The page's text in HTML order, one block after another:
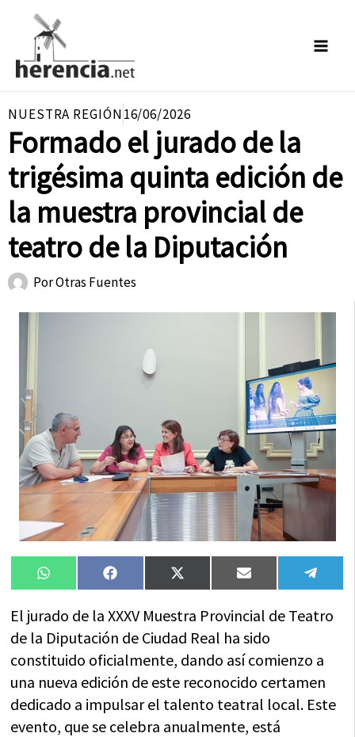
contenido
NUESTRA REGIÓN16/06/2026
Formado el jurado de la
trigésima quinta edición de
la muestra provincial de
teatro de la Diputación
PorOtras Fuentes
Compartir
en
WhatsAppCompartir
en
FacebookCompartir
en
X
(Twitter)
Compartir
en
Email
en
El jurado de la XXXV Muestra Provincial de Teatro
de la Diputación de Ciudad Real ha sido
constituido oficialmente, dando así comienzo a
una nueva edición de este reconocido certamen
dedicado a impulsar el talento teatral local. Este
evento, que se celebra anualmente, está